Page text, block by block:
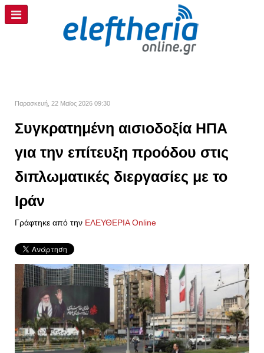
Παρασκευή, 22 Μαϊος 2026 09:30
Συγκρατημένη αισιοδοξία ΗΠΑ
για την επίτευξη προόδου στις
διπλωματικές διεργασίες με το
Ιράν
Γράφτηκε από την ΕΛΕΥΘΕΡΙΑ Online